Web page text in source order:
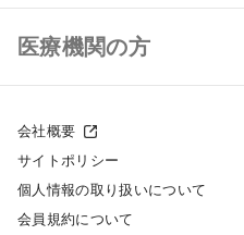
クリニック物件検索
クリニックの開業スタイル
クリニック開業までの流れ
医師求人 TOP
常勤求人検索
非常勤求人検索
スポット求人検索
医療機関の方
採用をお考えの医療機関の方
会社概要
サイトポリシー
個人情報の取り扱いについて
会員規約について